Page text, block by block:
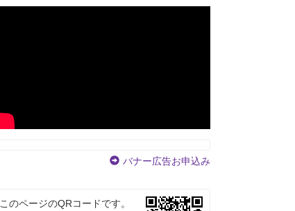
バナー広告お申込み
このページのQRコードです。